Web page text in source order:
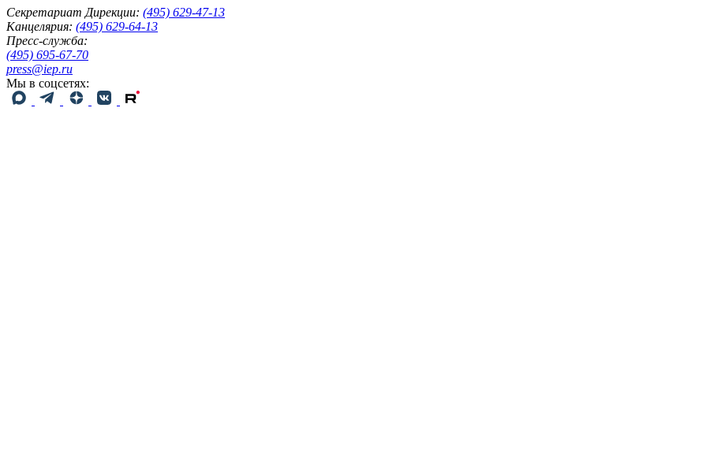
Секретариат Дирекции: (495) 629-47-13
Канцелярия: (495) 629-64-13
Пресс-служба:
(495) 695-67-70
press@iep.ru
Мы в соцсетях: